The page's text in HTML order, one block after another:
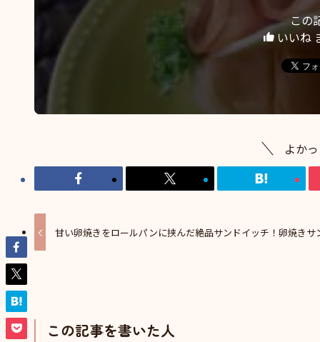
この
いいね
よか
甘い卵焼きをロールパンに挟んだ絶品サンドイッチ！卵焼きサ
この記事を書いた人